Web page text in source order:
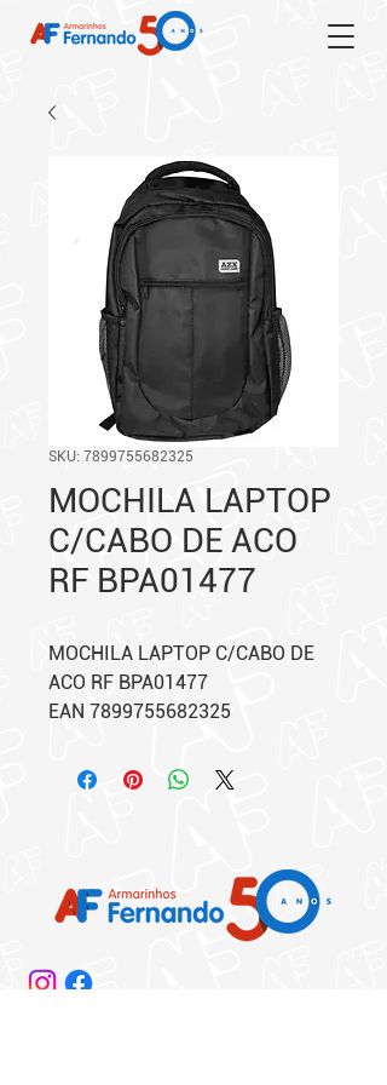
SKU: 7899755682325
MOCHILA LAPTOP
C/CABO DE ACO
RF BPA01477
MOCHILA LAPTOP C/CABO DE
ACO RF BPA01477
EAN 7899755682325